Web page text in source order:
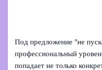
Под предложение "не
профессиональный
попадает не только